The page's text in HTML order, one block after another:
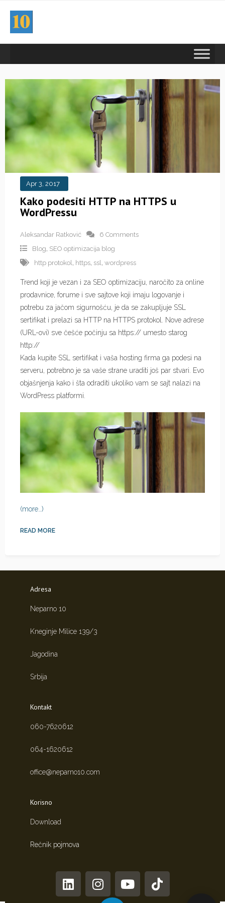
Kako podesiti HTTP na HTTPS u
WordPressu
Apr 3, 2017
Aleksandar Ratković
6 Comments
Blog, SEO optimizacija blog
http protokol, https, ssl, wordpress
Trend koji je vezan i za SEO optimizaciju, naročito za online
prodavnice, forume i sve sajtove koji imaju logovanje i
potrebu za jačom sigurnošću, je da se zakupljuje SSL
sertifikat i prelazi sa HTTP na HTTPS protokol. Nove adrese
(URL-ovi) sve češće počinju sa https:// umesto starog
http://
Kada kupite SSL sertifikat i vaša hosting firma ga podesi na
serveru, potrebno je sa vaše strane uraditi još par stvari. Evo
objašnjenja kako i šta odraditi ukoliko vam se sajt nalazi na
WordPress platformi.
(more…)
READ MORE
Adresa
Neparno 10
Kneginje Milice 139/3
Jagodina
Srbija
Kontakt
060-7620612
064-1620612
office@neparno10.com
Korisno
Download
Rečnik pojmova